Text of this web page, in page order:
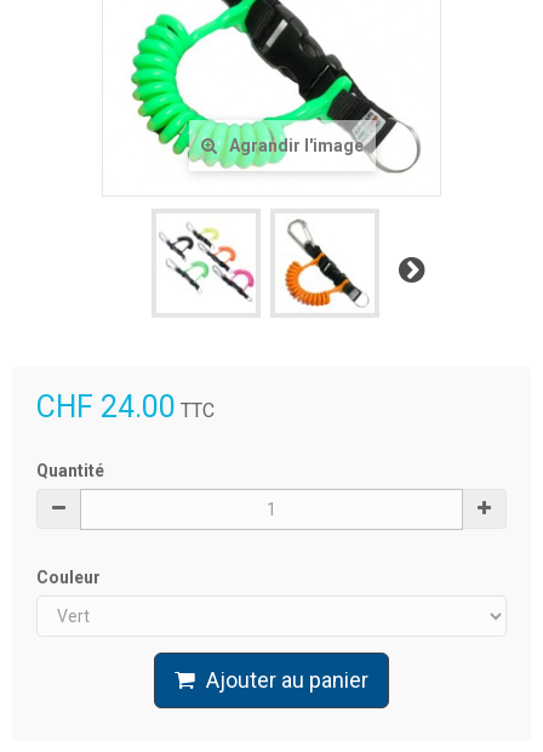
Agrandir l'image
Suivant
CHF 24.00 TTC
Quantité
Couleur
Ajouter au panier